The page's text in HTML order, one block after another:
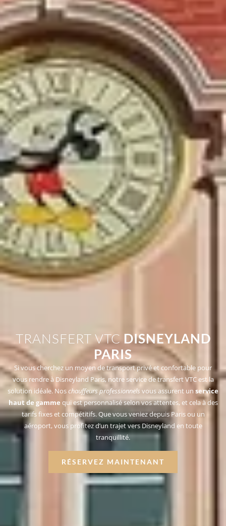
TRANSFERT VTC DISNEYLAND
PARIS
Si vous cherchez un moyen detransport privé et confortable pour
vous rendre à Disneyland Paris, notre service de transfert VTC est la
solution idéale. Noschauffeurs professionnels vous assurent un service
haut de gamme qui est personnalisé selon vos attentes, et cela à des
tarifs fixes et compétitifs. Que vous veniez depuis Paris ou un
aéroport, vous profitez d’un trajet vers Disneyland en toute
tranquillité.
RÉSERVEZ MAINTENANT